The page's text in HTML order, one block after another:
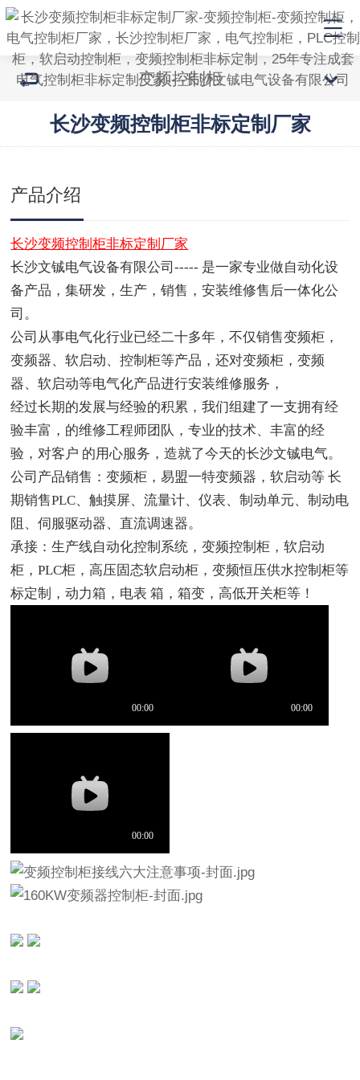
变频控制柜
长沙变频控制柜非标定制厂家
产品介绍
长沙变频控制柜非标定制厂家
长沙文铖电气设备有限公司----- 是一家专业做自动化设
备产品，集研发，生产，销售，安装维修售后一体化公
司。
公司从事电气化行业已经二十多年，不仅销售变频柜，
变频器、软启动、控制柜等产品，还对变频柜，变频
器、软启动等电气化产品进行安装维修服务，
经过长期的发展与经验的积累，我们组建了一支拥有经
验丰富，的维修工程师团队，专业的技术、丰富的经
验，对客户 的用心服务，造就了今天的长沙文铖电气。
公司产品销售：变频柜，易盟一特变频器，软启动等 长
期销售PLC、触摸屏、流量计、仪表、制动单元、制动电
阻、伺服驱动器、直流调速器。
承接：生产线自动化控制系统，变频控制柜，软启动
柜，PLC柜，高压固态软启动柜，变频恒压供水控制柜等
标定制，动力箱，电表 箱，箱变，高低开关柜等！